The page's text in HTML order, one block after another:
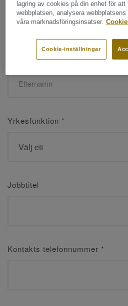
Efternamn*
Yrkesfunktion *
Jobbtitel
Kontakts telefonnummer *
lagring av cookies på din enhet för att
webbplatsen, analysera
våra marknadsföringsinsatser.
Cookie-inställningar